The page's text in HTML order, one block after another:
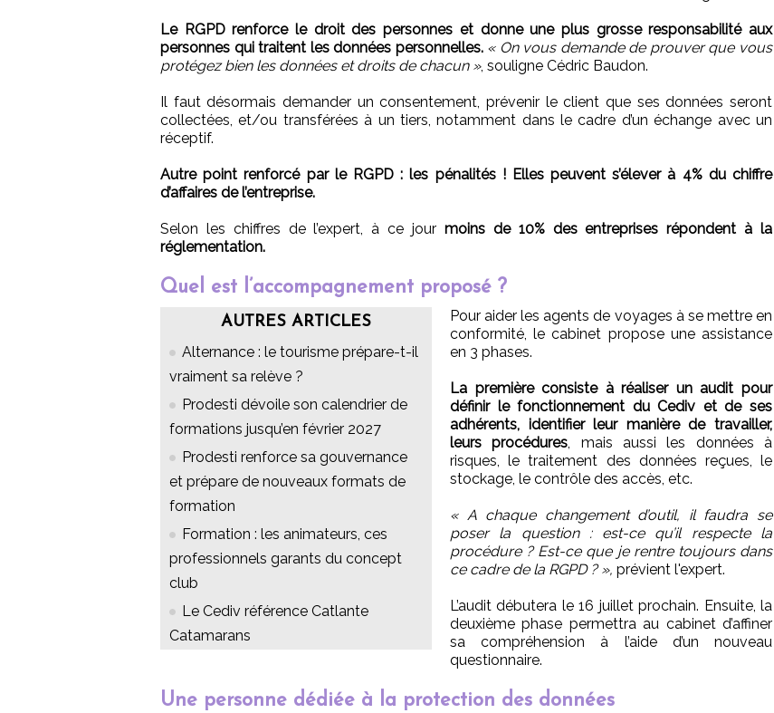
Le RGPD renforce le droit des personnes et donne une plus grosse responsabilité aux
personnes qui traitent les données personnelles. « On vous demande de prouver que vous
protégez bien les données et droits de chacun », souligne Cédric Baudon.
Il faut désormais demander un consentement, prévenir le client que ses données seront
collectées, et/ou transférées à un tiers, notamment dans le cadre d’un échange avec un
réceptif.
Autre point renforcé par le RGPD : les pénalités ! Elles peuvent s’élever à 4% du chiffre
d’affaires de l’entreprise.
Selon les chiffres de l’expert, à ce jour moins de 10% des entreprises répondent à la
réglementation.
Quel est l’accompagnement proposé ?
AUTRES ARTICLES
Alternance : le tourisme prépare-t-il
vraiment sa relève ?
Prodesti dévoile son calendrier de
formations jusqu’en février 2027
Prodesti renforce sa gouvernance
et prépare de nouveaux formats de
formation
Formation : les animateurs, ces
professionnels garants du concept
club
Le Cediv référence Catlante
Catamarans
Pour aider les agents de voyages à se mettre en
conformité, le cabinet propose une assistance
en 3 phases.
La première consiste à réaliser un audit pour
définir le fonctionnement du Cediv et de ses
adhérents, identifier leur manière de travailler,
leurs procédures, mais aussi les données à
risques, le traitement des données reçues, le
stockage, le contrôle des accès, etc.
« A chaque changement d’outil, il faudra se
poser la question : est-ce qu’il respecte la
procédure ? Est-ce que je rentre toujours dans
ce cadre de la RGPD ? », prévient l'expert.
L’audit débutera le 16 juillet prochain. Ensuite, la
deuxième phase permettra au cabinet d’affiner
sa compréhension à l’aide d’un nouveau
questionnaire.
Une personne dédiée à la protection des données